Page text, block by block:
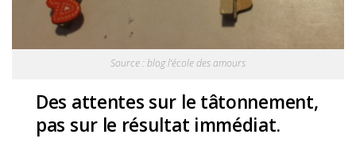
Source : blog l’école des amours
Des attentes sur le tâtonnement,
pas sur le résultat immédiat.